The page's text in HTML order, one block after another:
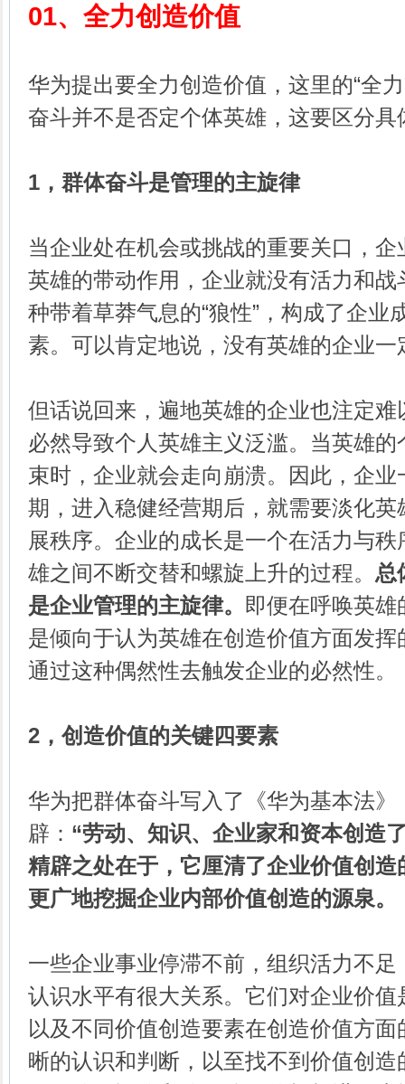
01、 全力创造价值
华为提出要全力创造价值，这里的“全
奋斗并不是否定个体英雄，这要区分具
1，群体奋斗是管理的主旋律
当企业处在机会或挑战的重要关口，
英雄的带动作用，企业就没有活力和
种带着草莽气息的“狼性”，构成了企业
素。可以肯定地说，没有英雄的企业一
但话说回来，遍地英雄的企业也注定
必然导致个人英雄主义泛滥。当英雄
束时，企业就会走向崩溃。因此，企
期，进入稳健经营期后，就需要淡化
展秩序。企业的成长是一个在活力与
雄之间不断交替和螺旋上升的过程。 总
是企业管理的主旋律。 即便在呼唤英
是倾向于认为英雄在创造价值方面发
通过这种偶然性去触发企业的必然性。
2，创造价值的关键四要素
华为把群体奋斗写入了《华为基本法
辟： “劳动、知识、企业家和资本创造
精辟之处在于，它厘清了企业价值创
更广地挖掘企业内部价值创造的源泉。
一些企业事业停滞不前，组织活力不
认识水平有很大关系。它们对企业价
以及不同价值创造要素在创造价值方
晰的认识和判断，以至找不到价值创